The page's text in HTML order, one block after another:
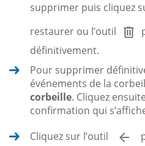
supprimer puis cliquez
restaurer ou l’outil
définitivement.
Pour supprimer
événements de la
corbeille. Cliquez
confirmation qui
Cliquez sur l’outil